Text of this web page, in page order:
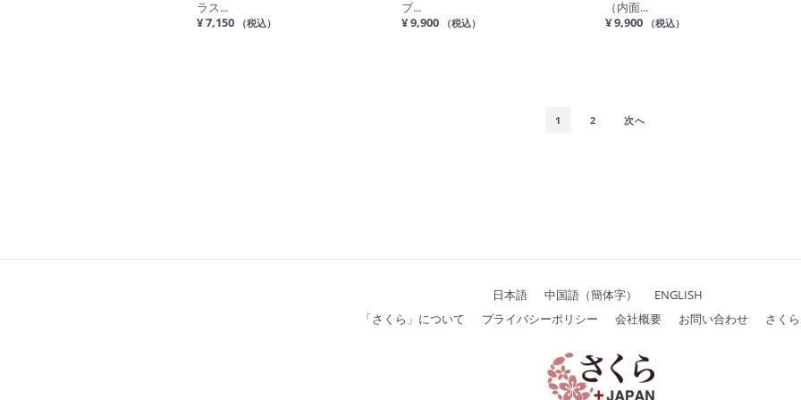
ラス...
¥ 7,150
（税込）
ブ...
¥ 9,900
（税込）
（内面...
¥ 9,900
（税込）
1 2 次へ
日本語 中国語（簡体字）
ENGLISH
「さくら」について
プライバシーポリシー 会社概要 お問い合わせ さく